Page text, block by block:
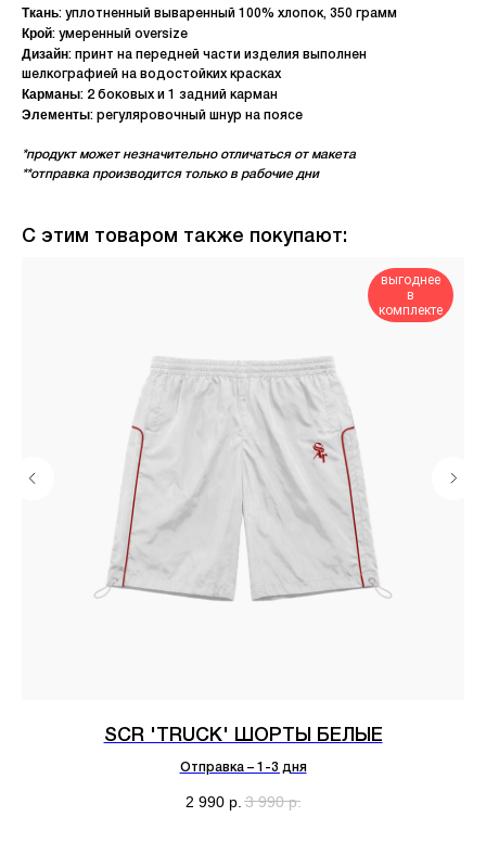
Ткань: уплотненный вываренный 100% хлопок, 350 грамм
Крой: умеренный oversize
Дизайн: принт на передней части изделия выполнен
шелкографией на водостойких красках
Карманы: 2 боковых и 1 задний карман
Элементы: регуляровочный шнур на поясе
*продукт может незначительно отличаться от макета
**отправка производится только в рабочие дни
С этим товаром также покупают:
выгоднее
в
комплекте
SCR 'TRUCK' ШОРТЫ БЕЛЫЕ
Отправка – 1-3 дня
2 990 р. 3 990 р.